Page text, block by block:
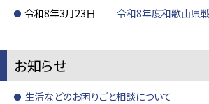
令和8年3月23日
令和8年度和歌山県
お知らせ
生活などのお困りごと相談について